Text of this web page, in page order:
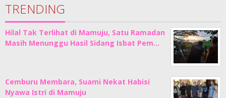
TRENDING
Hilal Tak Terlihat di Mamuju, Satu Ramadan
Masih Menunggu Hasil Sidang Isbat Pem…
Cemburu Membara, Suami Nekat Habisi
Nyawa Istri di Mamuju